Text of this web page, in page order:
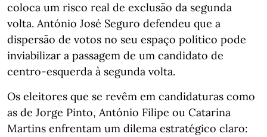
coloca um risco real de exclusão da segunda
volta. António José Seguro defendeu que a
dispersão de votos no seu espaço político pode
inviabilizar a passagem de um candidato de
centro-esquerda à segunda volta.
Os eleitores que se revêm em candidaturas como
as de Jorge Pinto, António Filipe ou Catarina
Martins enfrentam um dilema estratégico claro: